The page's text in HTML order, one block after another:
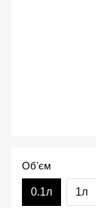
Обʼєм
0.1л 1л